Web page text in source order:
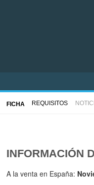
FICHA REQUISITOS
INFORMACIÓN
A la venta en España: